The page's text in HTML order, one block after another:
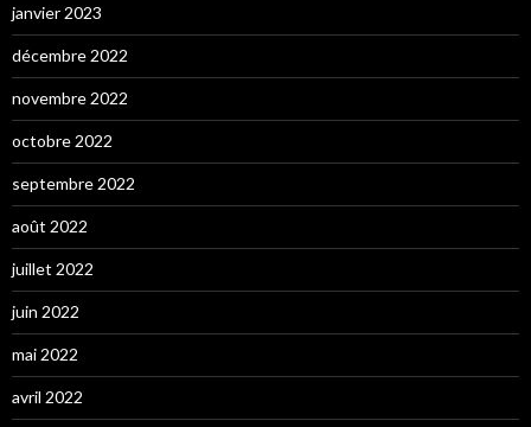
janvier 2023
décembre 2022
novembre 2022
octobre 2022
septembre 2022
août 2022
juillet 2022
juin 2022
mai 2022
avril 2022